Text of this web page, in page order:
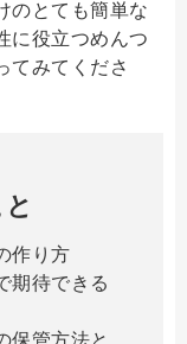
のとても簡単な
に役立つめんつ
てみてくださ
作り方
期待できる